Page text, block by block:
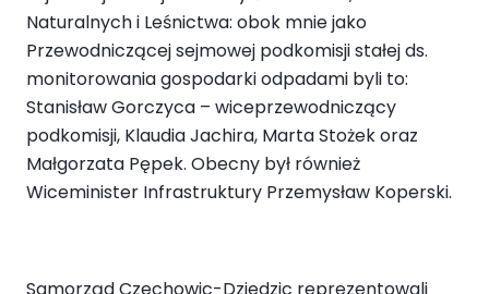
Naturalnych i Leśnictwa: obok mnie jako
Przewodniczącej sejmowej podkomisji stałej ds.
monitorowania gospodarki odpadami byli to:
Stanisław Gorczyca – wiceprzewodniczący
podkomisji, Klaudia Jachira, Marta Stożek oraz
Małgorzata Pępek. Obecny był również
Wiceminister Infrastruktury Przemysław Koperski.